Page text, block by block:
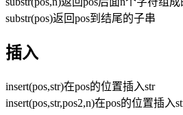
substr(pos)返回pos到结尾的子串
插入
insert(pos,str)在pos的位置插入str
insert(pos,str,pos2,n)在pos的位置插